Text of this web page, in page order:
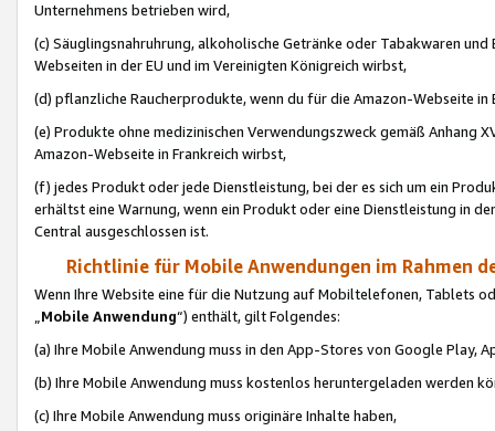
Unternehmens betrieben wird,
(c) Säuglingsnahruhrung, alkoholische Getränke oder Tabakwaren
Webseiten in der EU und im Vereinigten Königreich wirbst,
(d) pflanzliche Raucherprodukte, wenn du für die Amazon-Webseite in
(e) Produkte ohne medizinischen Verwendungszweck gemäß Anhang
Amazon-Webseite in Frankreich wirbst,
(f) jedes Produkt oder jede Dienstleistung, bei der es sich um ein
erhältst eine Warnung, wenn ein Produkt oder eine Dienstleistung in
Central ausgeschlossen ist.
Richtlinie für Mobile Anwendungen im Rahmen
Wenn Ihre Website eine für die Nutzung auf Mobiltelefonen, Tablets
„Mobile Anwendung“) enthält, gilt Folgendes:
(a) Ihre Mobile Anwendung muss in den App-Stores von Google Play,
(b) Ihre Mobile Anwendung muss kostenlos heruntergeladen werden
(c) Ihre Mobile Anwendung muss originäre Inhalte haben,